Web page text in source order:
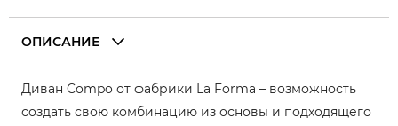
ОПИСАНИЕ
Диван Compo от фабрики La Forma – возможность
создать свою комбинацию из основы и подходящего